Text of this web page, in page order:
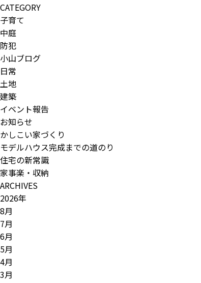
CATEGORY
子育て
中庭
防犯
小山ブログ
日常
土地
建築
イベント報告
お知らせ
かしこい家づくり
モデルハウス完成までの道のり
住宅の新常識
家事楽・収納
ARCHIVES
2026年
8月
7月
6月
5月
4月
3月